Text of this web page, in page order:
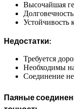
Высочайшая
Устойчивость
Недостатки:
Требуется
Необходимы
Соединение
Паяные